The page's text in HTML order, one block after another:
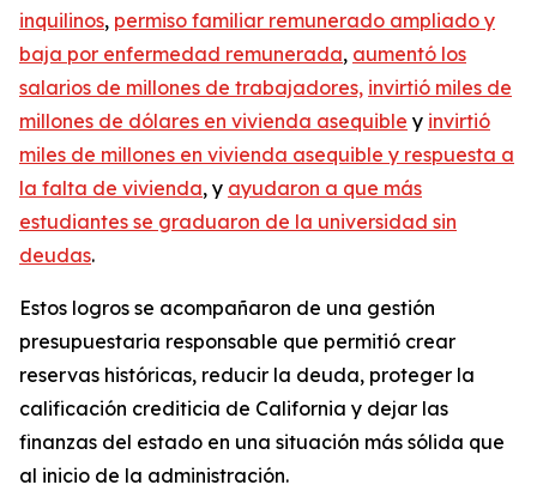
inquilinos, permiso familiar remunerado ampliado y
baja por enfermedad remunerada, aumentó los
salarios de millones de trabajadores, invirtió miles de
millones de dólares en vivienda asequible y invirtió
miles de millones en vivienda asequible y respuesta a
la falta de vivienda, y ayudaron a que más
estudiantes se graduaron de la universidad sin
deudas.
Estos logros se acompañaron de una gestión
presupuestaria responsable que permitió crear
reservas históricas, reducir la deuda, proteger la
calificación crediticia de California y dejar las
finanzas del estado en una situación más sólida que
al inicio de la administración.